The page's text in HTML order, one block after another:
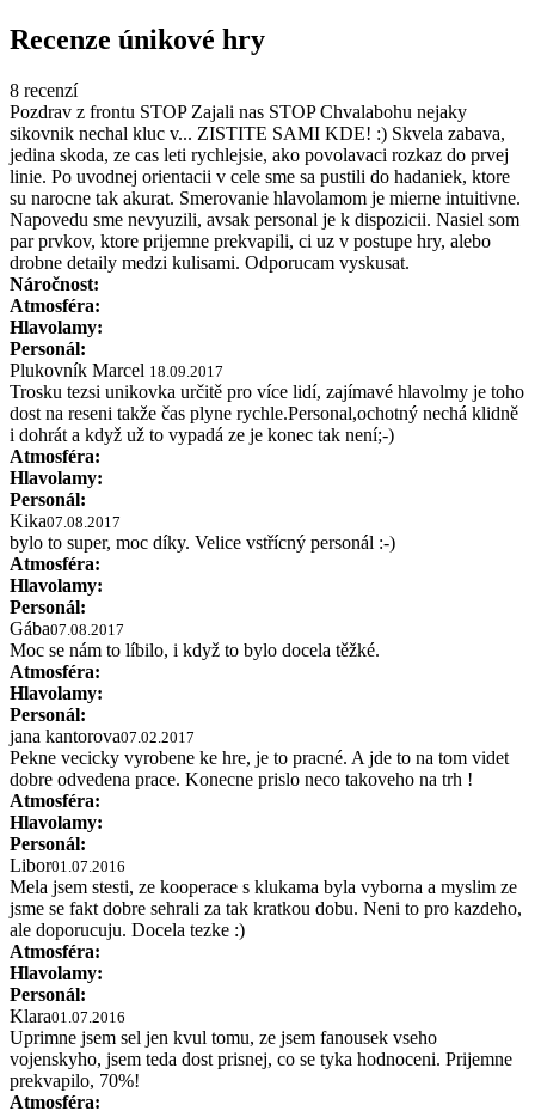
Recenze únikové hry
8 recenzí
Pozdrav z frontu STOP Zajali nas STOP Chvalabohu nejaky
sikovnik nechal kluc v... ZISTITE SAMI KDE! :) Skvela zabava,
jedina skoda, ze cas leti rychlejsie, ako povolavaci rozkaz do prvej
linie. Po uvodnej orientacii v cele sme sa pustili do hadaniek, ktore
su narocne tak akurat. Smerovanie hlavolamom je mierne intuitivne.
Napovedu sme nevyuzili, avsak personal je k dispozicii. Nasiel som
par prvkov, ktore prijemne prekvapili, ci uz v postupe hry, alebo
drobne detaily medzi kulisami. Odporucam vyskusat.
Náročnost:
Atmosféra:
Hlavolamy:
Personál:
Plukovník Marcel 18.09.2017
Trosku tezsi unikovka určitě pro více lidí, zajímavé hlavolmy je toho
dost na reseni takže čas plyne rychle.Personal,ochotný nechá klidně
i dohrát a když už to vypadá ze je konec tak není;-)
Atmosféra:
Hlavolamy:
Personál:
Kika07.08.2017
bylo to super, moc díky. Velice vstřícný personál :-)
Atmosféra:
Hlavolamy:
Personál:
Gába07.08.2017
Moc se nám to líbilo, i když to bylo docela těžké.
Atmosféra:
Hlavolamy:
Personál:
jana kantorova07.02.2017
Pekne vecicky vyrobene ke hre, je to pracné. A jde to na tom videt
dobre odvedena prace. Konecne prislo neco takoveho na trh !
Atmosféra:
Hlavolamy:
Personál:
Libor01.07.2016
Mela jsem stesti, ze kooperace s klukama byla vyborna a myslim ze
jsme se fakt dobre sehrali za tak kratkou dobu. Neni to pro kazdeho,
ale doporucuju. Docela tezke :)
Atmosféra:
Hlavolamy:
Personál:
Klara01.07.2016
Uprimne jsem sel jen kvul tomu, ze jsem fanousek vseho
vojenskyho, jsem teda dost prisnej, co se tyka hodnoceni. Prijemne
prekvapilo, 70%!
Atmosféra: